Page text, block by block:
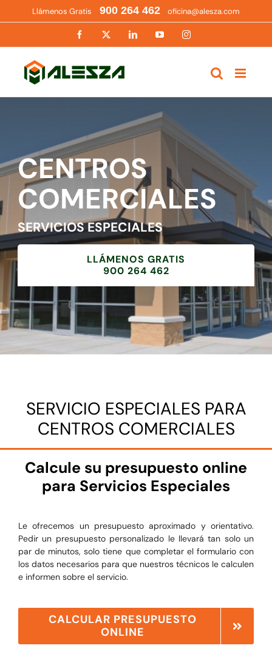
Llámenos Gratis 900 264 462 oficina@alesza.com
Facebook LinkedInYouTubeInstagram
CENTROS
COMERCIALES
SERVICIOS ESPECIALES
LLÁMENOS GRATIS
900 264 462
SERVICIO ESPECIALES PARA
CENTROS COMERCIALES
Calcule su presupuesto online
para Servicios Especiales
Le ofrecemos un presupuesto aproximado y orientativo.
Pedir un presupuesto personalizado le llevará tan solo un
par de minutos, solo tiene que completar el formulario con
los datos necesarios para que nuestros técnicos le calculen
e informen sobre el servicio.
CALCULAR PRESUPUESTO
ONLINE